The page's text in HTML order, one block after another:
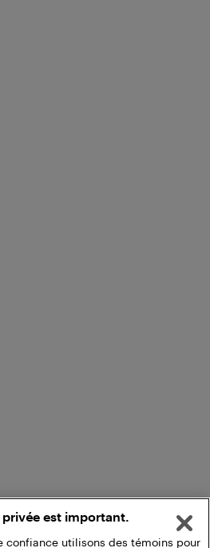
est important.
confiance utilisons des témoins pour